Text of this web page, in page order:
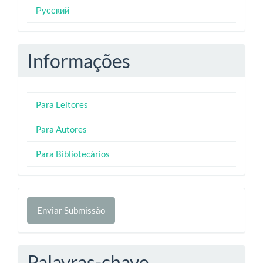
Русский
Informações
Para Leitores
Para Autores
Para Bibliotecários
Enviar
Submissão
Enviar Submissão